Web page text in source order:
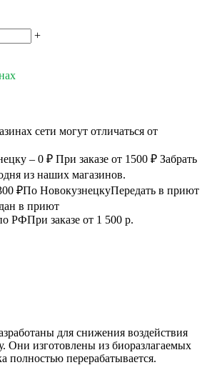
+
сети могут отличаться от
– 0 ₽ При заказе от 1500 ₽ Забрать
из наших магазинов.
₽По НовокузнецкуПередать в приют
в приют
РФПри заказе от 1 500 р.
для снижения воздействия
Они изготовлены из биоразлагаемых
полностью перерабатывается.